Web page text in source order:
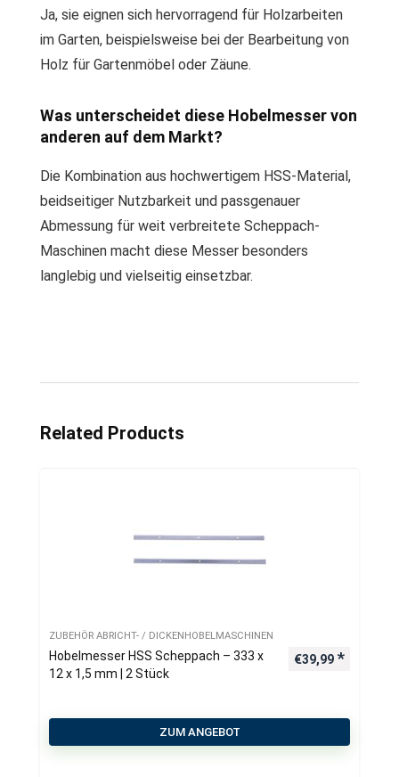
Ja, sie eignen sich hervorragend für Holzarbeiten
im Garten, beispielsweise bei der Bearbeitung von
Holz für Gartenmöbel oder Zäune.
Was unterscheidet diese Hobelmesser von
anderen auf dem Markt?
Die Kombination aus hochwertigem HSS-Material,
beidseitiger Nutzbarkeit und passgenauer
Abmessung für weit verbreitete Scheppach-
Maschinen macht diese Messer besonders
langlebig und vielseitig einsetzbar.
Related Products
ZUBEHÖR ABRICHT- / DICKENHOBELMASCHINEN
Hobelmesser HSS Scheppach – 333 x
12 x 1,5 mm | 2 Stück
€39,99
ZUM ANGEBOT